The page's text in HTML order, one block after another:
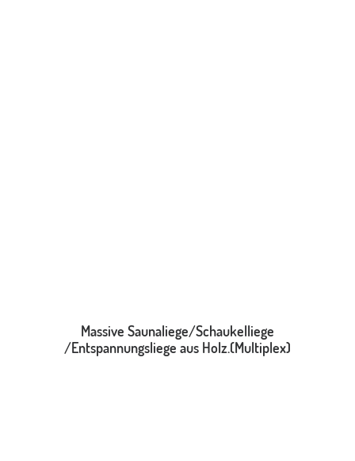
WEITERLESEN
Massive Saunaliege/Schaukelliege
/Entspannungsliege aus Holz.(Multiplex)